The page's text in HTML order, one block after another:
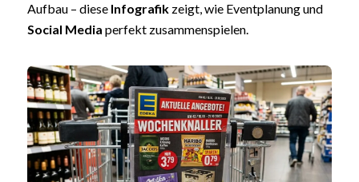
Aufbau – diese Infografikzeigt, wie Eventplanung und
Social Media perfekt zusammenspielen.